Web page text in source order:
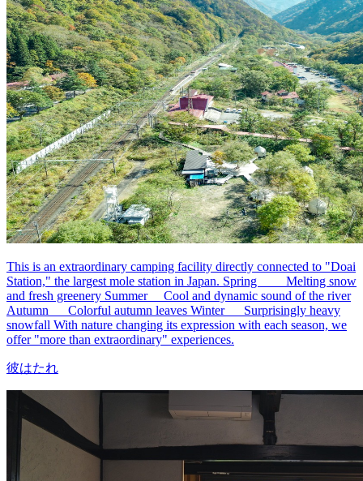
This is an extraordinary camping facility directly connected to "Doai
Station," the largest mole station in Japan. Spring Melting snow
and fresh greenery Summer Cool and dynamic sound of the river
Autumn Colorful autumn leaves Winter Surprisingly heavy
snowfall With nature changing its expression with each season, we
offer "more than extraordinary" experiences.
彼はたれ